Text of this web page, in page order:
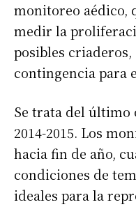
monitoreo aédico,
medir la
posibles
contingencia para
Se trata del último
2014-2015. Los
hacia fin de año,
condiciones de
ideales para la